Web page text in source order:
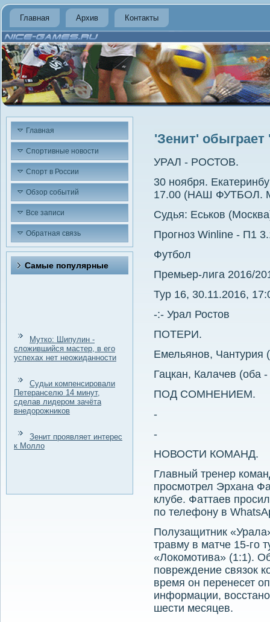
Главная Архив Контакты
Главная
Спортивные новости
Спорт в России
Обзор событий
Все записи
Обратная связь
Самые популярные
Мутко: Шипулин -
сложившийся мастер, в его
успехах нет неожиданности
Судьи компенсировали
Петеранселю 14 минут,
сделав лидером зачёта
внедорожников
Зенит проявляет интерес
к Молло
'Зенит'
УРАЛ - РОСТОВ.
30 ноября.
17.00 (НАШ ФУТБОЛ.
Судья: Еськов
Прогноз Winline - П1
Футбол
Премьер-лига 2016/
Тур 16, 30.11.2016,
-:- Урал Ростов
ПОТЕРИ.
Емельянов, Чантурия
Гацкан, Калачев (оба
ПОД СОМНЕНИЕМ.
-
-
НОВОСТИ КОМАНД.
Главный тренер
просмотрел Эрхана
клубе. Фаттаев
по телефону в
Полузащитник
травму в матче 15-го
«Локомотива» (1:1).
повреждение связок
время он перенесет
информации,
шести месяцев.